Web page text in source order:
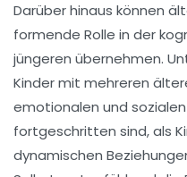
Darüber hinaus können
formende Rolle in der
jüngeren übernehmen.
Kinder mit mehreren
emotionalen und
fortgeschritten sind, als
dynamischen